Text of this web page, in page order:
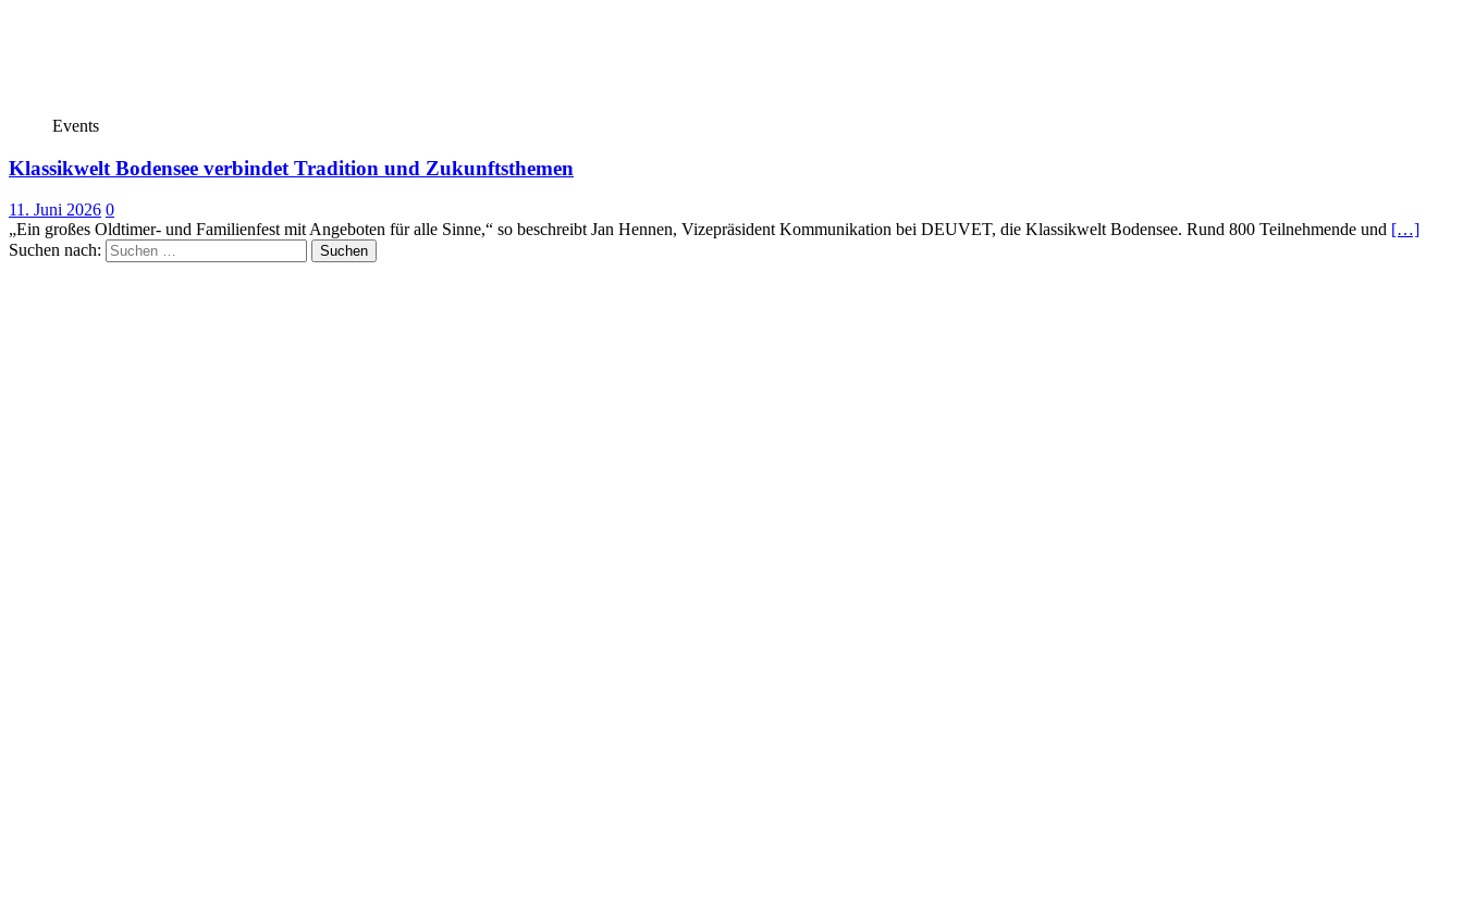
Events
Klassikwelt Bodensee verbindet Tradition und Zukunftsthemen
11. Juni 2026 0
„Ein großes Oldtimer- und Familienfest mit Angeboten für alle Sinne,“ so beschreibt Jan Hennen, Vizepräsident Kommunikation bei DEUVET, die Klassikwelt Bodensee. Rund 800 Teilnehmende und […]
Suchen nach: